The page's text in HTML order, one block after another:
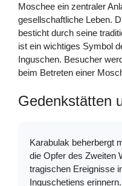
Moschee ein zentraler
gesellschaftliche Leben.
besticht durch seine
ist ein wichtiges Symbol
Inguschen. Besucher
beim Betreten einer
Gedenkstätten
Karabulak beherbergt
die Opfer des Zweiten
tragischen Ereignisse
Inguschetiens